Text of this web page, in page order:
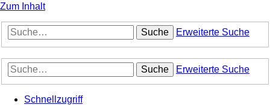
Zum Inhalt
Suche Erweiterte Suche
Suche Erweiterte Suche
Schnellzugriff